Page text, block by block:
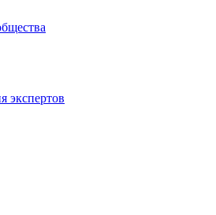
экспертов